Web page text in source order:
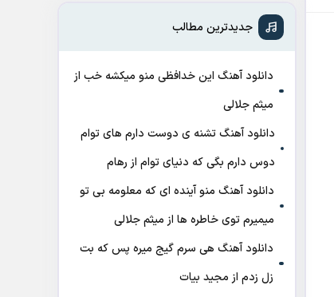
جدیدترین مطالب
دانلود آهنگ این خدافظی منو میکشه خب از
میثم جلالی
دانلود آهنگ تشنه ی دوست دارم های توام
دوس دارم بگی که دنیای توام از رهام
دانلود آهنگ منو آینده ای که معلومه بی تو
میمیرم توی خاطره ها از میثم جلالی
دانلود آهنگ هی سرم گیج میره‌ پس که بت
زل زدم از مجید بیات